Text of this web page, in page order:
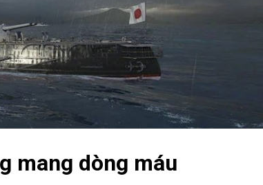
mang dòng máu